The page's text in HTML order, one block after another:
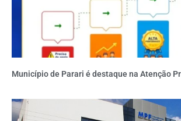
Município de Parari é destaque na Atenção